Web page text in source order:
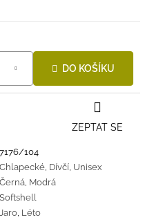
DO KOŠÍKU
7176/104
Chlapecké, Dívčí, Unisex
Černá, Modrá
Softshell
Jaro, Léto
ZEPTAT SE